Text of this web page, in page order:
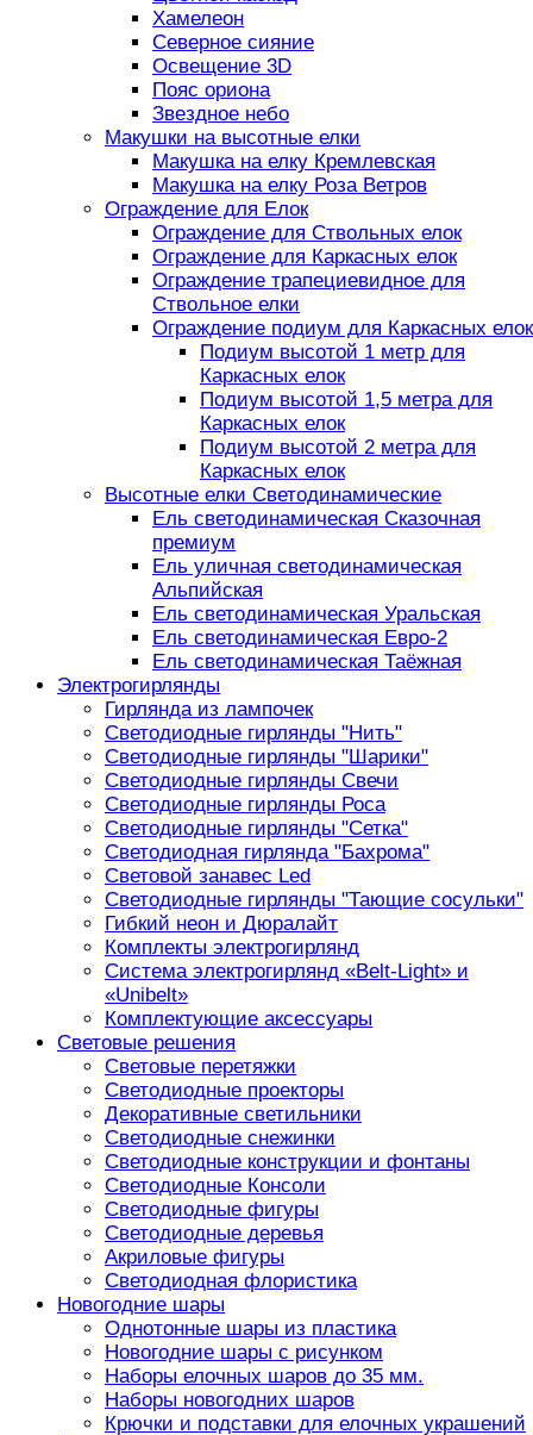
Хамелеон
Северное сияние
Освещение 3D
Пояс ориона
Звездное небо
Макушки на высотные елки
Макушка на елку Кремлевская
Макушка на елку Роза Ветров
Ограждение для Елок
Ограждение для Ствольных елок
Ограждение для Каркасных елок
Ограждение трапециевидное для
Ствольное елки
Ограждение подиум для Каркасных елок
Подиум высотой 1 метр для
Каркасных елок
Подиум высотой 1,5 метра для
Каркасных елок
Подиум высотой 2 метра для
Каркасных елок
Высотные елки Светодинамические
Ель светодинамическая Сказочная
премиум
Ель уличная светодинамическая
Альпийская
Ель светодинамическая Уральская
Ель светодинамическая Евро-2
Ель светодинамическая Таёжная
Электрогирлянды
Гирлянда из лампочек
Светодиодные гирлянды "Нить"
Светодиодные гирлянды "Шарики"
Светодиодные гирлянды Свечи
Светодиодные гирлянды Роса
Светодиодные гирлянды "Сетка"
Светодиодная гирлянда "Бахрома"
Световой занавес Led
Светодиодные гирлянды "Тающие сосульки"
Гибкий неон и Дюралайт
Комплекты электрогирлянд
Система электрогирлянд «Belt-Light» и
«Unibelt»
Комплектующие аксессуары
Световые решения
Световые перетяжки
Светодиодные проекторы
Декоративные светильники
Светодиодные снежинки
Светодиодные конструкции и фонтаны
Светодиодные Консоли
Светодиодные фигуры
Светодиодные деревья
Акриловые фигуры
Светодиодная флористика
Новогодние шары
Однотонные шары из пластика
Новогодние шары с рисунком
Наборы елочных шаров до 35 мм.
Наборы новогодних шаров
Крючки и подставки для елочных украшений